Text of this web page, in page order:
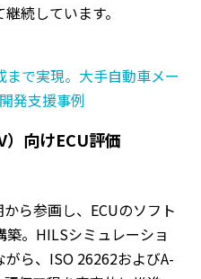
続しています。
で実現。大手自動車メー
発支援事例
）向けECU評価
ら参画し、ECUのソフト
。HILSシミュレーショ
がら、ISO 26262およびA-